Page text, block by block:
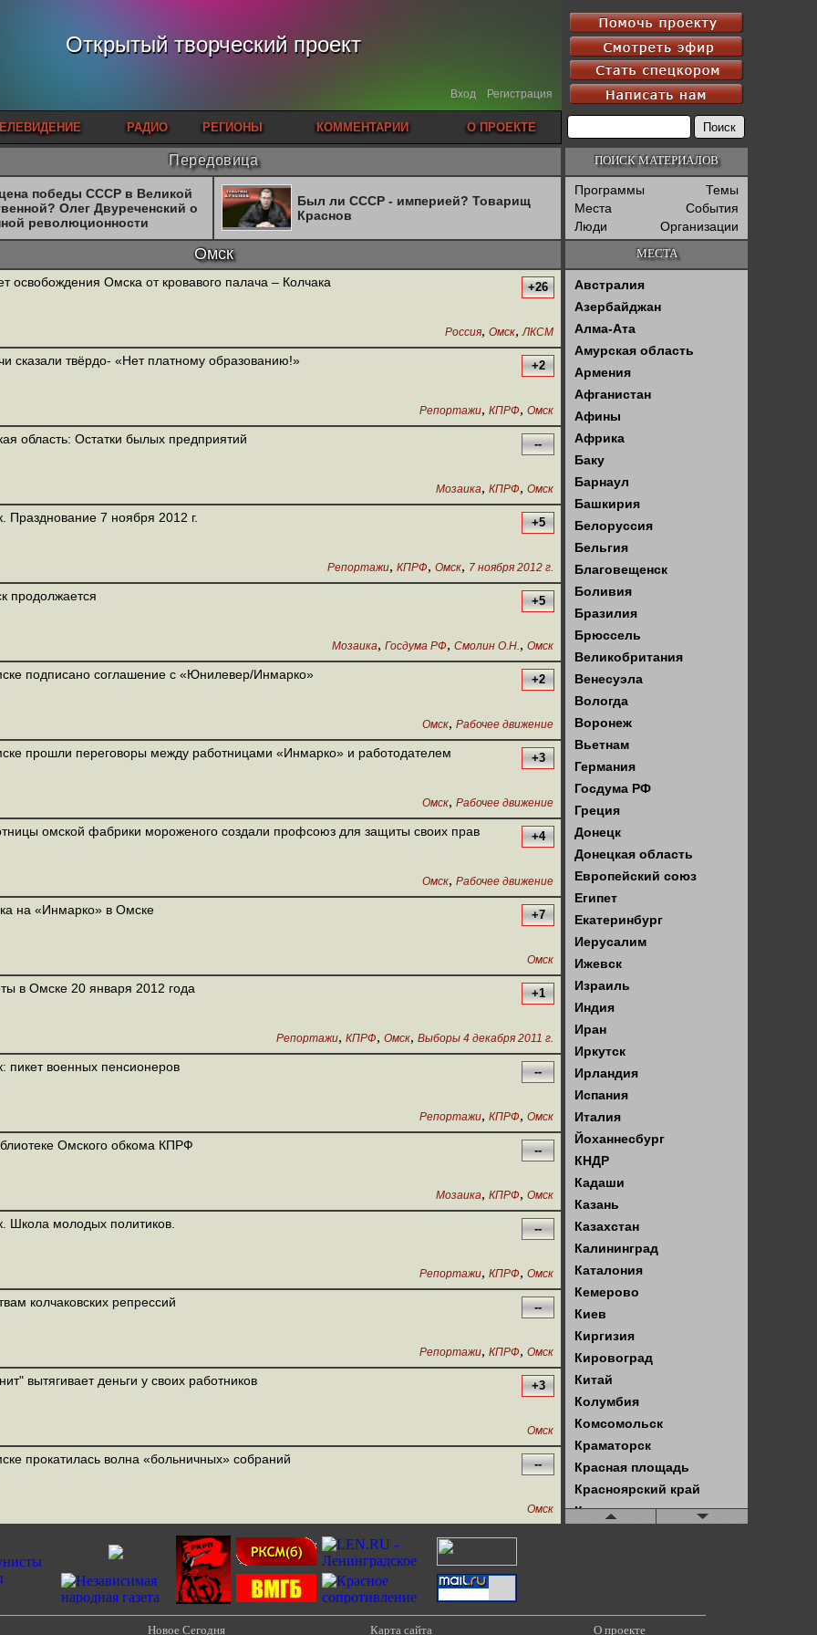
Открытый творческий проект
Вход Регистрация
РАДИО РЕГИОНЫ КОММЕНТАРИИ О ПРОЕКТЕ
Передовица
победы СССР в Великой
Олег Двуреченский о
революционности
Был ли СССР - империей? Товарищ
Краснов
Омск
освобождения Омска от кровавого палача – Колчака +26
Россия, Омск, ЛКСМ
сказали твёрдо- «Нет платному образованию!» +2
Репортажи, КПРФ, Омск
область: Остатки былых предприятий --
Мозаика, КПРФ, Омск
Празднование 7 ноября 2012 г. +5
Репортажи, КПРФ, Омск, 7 ноября 2012 г.
продолжается +5
Мозаика, Госдума РФ, Смолин О.Н., Омск
подписано соглашение с «Юнилевер/Инмарко» +2
Омск, Рабочее движение
прошли переговоры между работницами «Инмарко» и работодателем +3
Омск, Рабочее движение
омской фабрики мороженого создали профсоюз для защиты своих прав +4
Омск, Рабочее движение
на «Инмарко» в Омске +7
Омск
в Омске 20 января 2012 года +1
Репортажи, КПРФ, Омск, Выборы 4 декабря 2011 г.
пикет военных пенсионеров --
Репортажи, КПРФ, Омск
Омского обкома КПРФ --
Мозаика, КПРФ, Омск
Школа молодых политиков. --
Репортажи, КПРФ, Омск
колчаковских репрессий --
Репортажи, КПРФ, Омск
вытягивает деньги у своих работников +3
Омск
прокатилась волна «больничных» собраний --
Омск
ПОИСК МАТЕРИАЛОВ
Программы
Темы
Места
События
Люди
Организации
МЕСТА
Австралия
Азербайджан
Алма-Ата
Амурская область
Армения
Афганистан
Афины
Африка
Баку
Барнаул
Башкирия
Белоруссия
Бельгия
Благовещенск
Боливия
Бразилия
Брюссель
Великобритания
Венесуэла
Вологда
Воронеж
Вьетнам
Германия
Госдума РФ
Греция
Донецк
Донецкая область
Европейский союз
Египет
Екатеринбург
Иерусалим
Ижевск
Израиль
Индия
Иран
Иркутск
Ирландия
Испания
Италия
Йоханнесбург
КНДР
Кадаши
Казань
Казахстан
Калининград
Каталония
Кемерово
Киев
Киргизия
Кировоград
Китай
Колумбия
Комсомольск
Краматорск
Красная площадь
Красноярский край
Крым
Ленинград
Новое Сегодня Карта сайта О проекте